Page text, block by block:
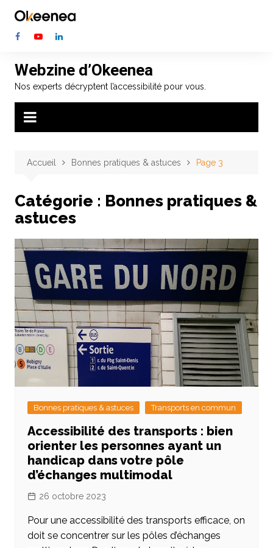
contenu
Webzine d’Okeenea
Nos experts décryptent l’accessibilité pour vous.
Accueil Bonnes pratiques & astuces Page 3
Catégorie : Bonnes pratiques &
astuces
Bonnes pratiques & astuces Transports en commun
Accessibilité des transports : bien
orienter les personnes ayant un
handicap dans votre pôle
d’échanges multimodal
26 octobre 2023
Pour une accessibilité des transports efficace, on
doit se concentrer sur les pôles d’échanges